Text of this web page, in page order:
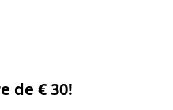
de € 30!